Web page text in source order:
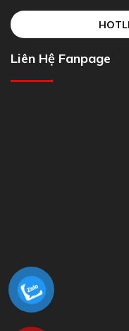
Liên Hệ Fanpage